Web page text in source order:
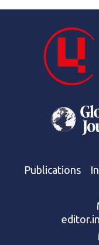
Publications